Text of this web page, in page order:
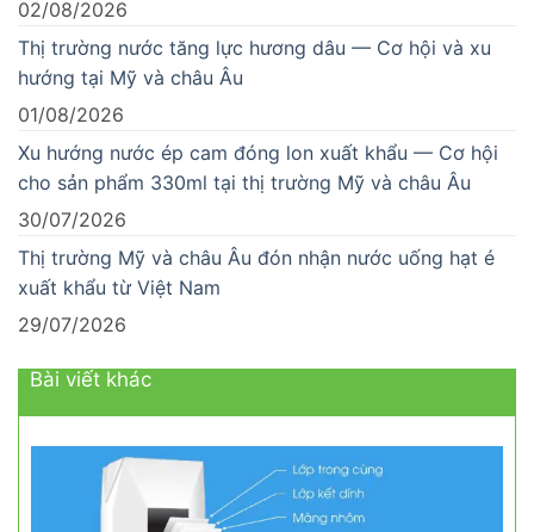
02/08/2026
Thị trường nước tăng lực hương dâu — Cơ hội và xu
hướng tại Mỹ và châu Âu
01/08/2026
Xu hướng nước ép cam đóng lon xuất khẩu — Cơ hội
cho sản phẩm 330ml tại thị trường Mỹ và châu Âu
30/07/2026
Thị trường Mỹ và châu Âu đón nhận nước uống hạt é
xuất khẩu từ Việt Nam
29/07/2026
Bài viết khác